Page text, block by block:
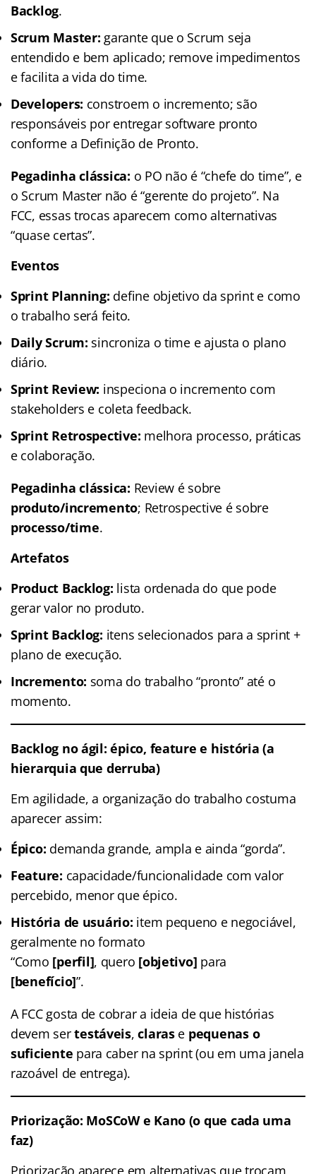
Backlog.
Scrum Master: garante que o Scrum seja
entendido e bem aplicado; remove impedimentos
e facilita a vida do time.
Developers: constroem o incremento; são
responsáveis por entregar software pronto
conforme a Definição de Pronto.
Pegadinha clássica: o PO não é “chefe do time”, e
o Scrum Master não é “gerente do projeto”. Na
FCC, essas trocas aparecem como alternativas
“quase certas”.
Eventos
Sprint Planning: define objetivo da sprint e como
o trabalho será feito.
Daily Scrum: sincroniza o time e ajusta o plano
diário.
Sprint Review: inspeciona o incremento com
stakeholders e coleta feedback.
Sprint Retrospective: melhora processo, práticas
e colaboração.
Pegadinha clássica: Review é sobre
produto/incremento; Retrospective é sobre
processo/time.
Artefatos
Product Backlog: lista ordenada do que pode
gerar valor no produto.
Sprint Backlog: itens selecionados para a sprint +
plano de execução.
Incremento: soma do trabalho “pronto” até o
momento.
Backlog no ágil: épico, feature e história (a
hierarquia que derruba)
Em agilidade, a organização do trabalho costuma
aparecer assim:
Épico: demanda grande, ampla e ainda “gorda”.
Feature: capacidade/funcionalidade com valor
percebido, menor que épico.
História de usuário: item pequeno e negociável,
geralmente no formato
“Como [perfil], quero [objetivo] para
[benefício]”.
A FCC gosta de cobrar a ideia de que histórias
devem sertestáveis,clarase pequenas o
suficiente para caber na sprint (ou em uma janela
razoável de entrega).
Priorização: MoSCoW e Kano (o que cada uma
faz)
Priorização aparece em alternativas que trocam